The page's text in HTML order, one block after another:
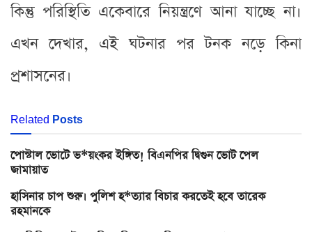
কিন্তু পরিস্থিতি একেবারে নিয়ন্ত্রণে আনা যাচ্ছে না।
এখন দেখার, এই ঘটনার পর টনক নড়ে কিনা
প্রশাসনের।
Related Posts
পোস্টাল ভোটে ভ*য়ংকর ইঙ্গিত! বিএনপির দ্বিগুন ভোট পেল
জামায়াত
হাসিনার চাপ শুরু। পুলিশ হ*ত্যার বিচার করতেই হবে তারেক
রহমানকে